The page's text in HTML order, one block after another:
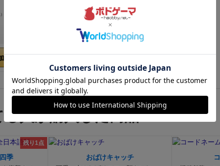
す。覚醒するとマイナス補正が消えるキャラもあるので条件
んどこ覚醒すると良い。個人的には鳥辺のルアー所持能力
て好みです。他のキャラクターも能力に違いがあってどれを
っと楽しめます、好みで選べばいいです。全体的な調整もは
かえて遊べるので気になるかたはプレイおすすめ、もう少し
いますのでまずは基本セットが物足りないくらいプレイする
る
人が購入した商品
残り1点
季
おばけキャッチ